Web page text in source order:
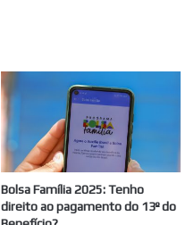
Bolsa Família 2025: Tenho
direito ao pagamento do 13º do